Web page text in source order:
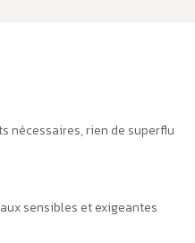
nécessaires, rien de superflu
sensibles et exigeantes